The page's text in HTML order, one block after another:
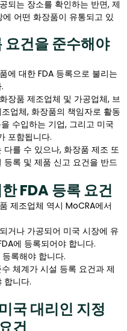
되는 장소를 확인하는 반면, 제
어떤 화장품이 유통되고 있
요건을 준수해야
에 대한 FDA 등록으로 불리는
장품 제조업체 및 가공업체, 브
업체, 화장품의 책임자로 활동
수입하는 기업, 그리고 미국
포함됩니다.
를 수 있으나, 화장품 제조 또
록 및 제품 신고 요건을 반드
FDA 등록 요건
제조업체 역시 MoCRA에서
거나 가공되어 미국 시장에 유
에 등록되어야 합니다.
록해야 합니다.
체계가 시설 등록 요건과 제
합니다.
미국 대리인 지정
요건